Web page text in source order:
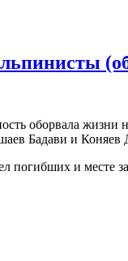
оборвала
Бадави и Коняев
погибших и месте